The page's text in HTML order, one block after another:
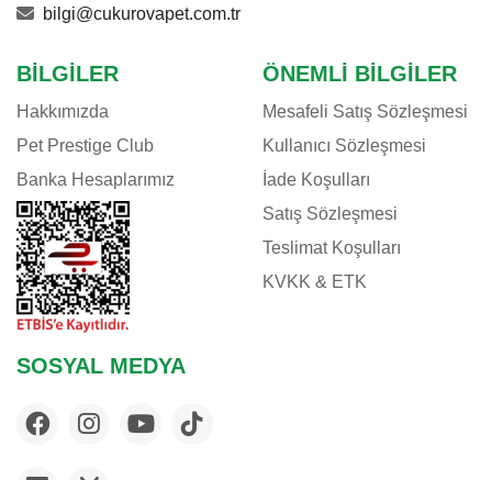
bilgi@cukurovapet.com.tr
BILGILER
Hakkımızda
Pet Prestige Club
Banka Hesaplarımız
ÖNEMLI BILGILER
Mesafeli Satış Sözleşmesi
Kullanıcı Sözleşmesi
İade Koşulları
Satış Sözleşmesi
Teslimat Koşulları
KVKK & ETK
SOSYAL MEDYA